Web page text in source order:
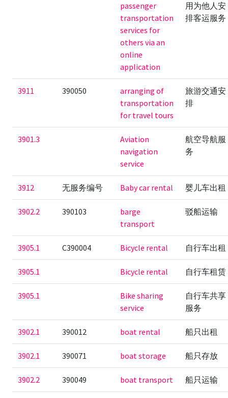
passenger
transportation
services for
others via an
online
application
用为他人安
排客运服务
3911 390050
arranging of
transportation
for travel tours
旅游交通安
排
3901.3
Aviation
navigation
service
航空导航服
务
3912 无服务编号 Baby car rental 婴儿车出租
3902.2 390103
barge
transport
驳船运输
3905.1 C390004 Bicycle rental 自行车出租
3905.1 Bicycle rental 自行车租赁
3905.1
Bike sharing
service
自行车共享
服务
3902.1 390012 boat rental 船只出租
3902.1 390071 boat storage 船只存放
3902.2 390049 boat transport 船只运输